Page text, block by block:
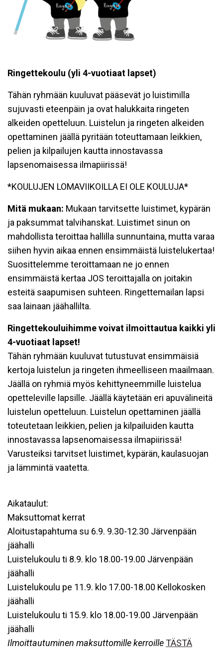
Ringettekoulu (yli 4-vuotiaat lapset)
Tähän ryhmään kuuluvat pääsevät jo luistimilla
sujuvasti eteenpäin ja ovat halukkaita ringeten
alkeiden opetteluun. Luistelun ja ringeten alkeiden
opettaminen jäällä pyritään toteuttamaan leikkien,
pelien ja kilpailujen kautta innostavassa
lapsenomaisessa ilmapiirissä!
*KOULUJEN LOMAVIIKOILLA EI OLE KOULUJA*
Mitä mukaan: Mukaan tarvitsette luistimet, kypärän
ja paksummat talvihanskat. Luistimet sinun on
mahdollista teroittaa hallilla sunnuntaina, mutta varaa
siihen hyvin aikaa ennen ensimmäistä luistelukertaa!
Suosittelemme teroittamaan ne jo ennen
ensimmäistä kertaa JOS teroittajalla on joitakin
esteitä saapumisen suhteen. Ringettemailan lapsi
saa lainaan jäähallilta.
Ringettekouluihimme voivat ilmoittautua kaikki yli
4-vuotiaat lapset!
Tähän ryhmään kuuluvat tutustuvat ensimmäisiä
kertoja luistelun ja ringeten ihmeelliseen maailmaan.
Jäällä on ryhmiä myös kehittyneemmille luistelua
opetteleville lapsille. Jäällä käytetään eri apuvälineitä
luistelun opetteluun. Luistelun opettaminen jäällä
toteutetaan leikkien, pelien ja kilpailuiden kautta
innostavassa lapsenomaisessa ilmapiirissä!
Varusteiksi tarvitset luistimet, kypärän, kaulasuojan
ja lämmintä vaatetta.
Aikataulut:
Maksuttomat kerrat
Aloitustapahtuma su 6.9. 9.30-12.30 Järvenpään
jäähalli
Luistelukoulu ti 8.9. klo 18.00-19.00 Järvenpään
jäähalli
Luistelukoulu pe 11.9. klo 17.00-18.00 Kellokosken
jäähalli
Luistelukoulu ti 15.9. klo 18.00-19.00 Järvenpään
jäähalli
Ilmoittautuminen maksuttomille kerroilleTÄSTÄ